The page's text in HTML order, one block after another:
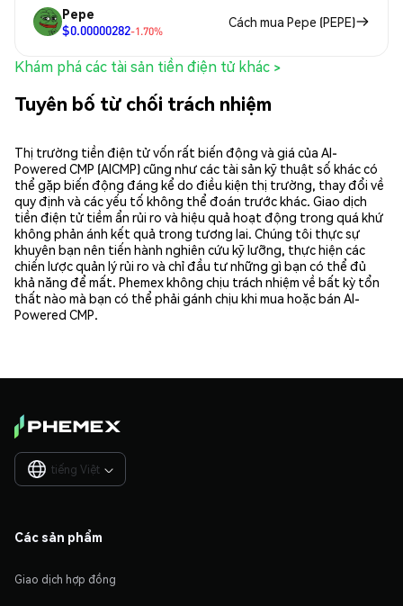
Pepe
$0.00000282-1.70%
Cách mua Pepe (PEPE)
Khám phá các tài sản tiền điện tử khác >
Tuyên bố từ chối trách nhiệm
Thị trường tiền điện tử vốn rất biến động và giá của AI-
Powered CMP (AICMP) cũng như các tài sản kỹ thuật số khác có
thể gặp biến động đáng kể do điều kiện thị trường, thay đổi về
quy định và các yếu tố không thể đoán trước khác. Giao dịch
tiền điện tử tiềm ẩn rủi ro và hiệu quả hoạt động trong quá khứ
không phản ánh kết quả trong tương lai. Chúng tôi thực sự
khuyên bạn nên tiến hành nghiên cứu kỹ lưỡng, thực hiện các
chiến lược quản lý rủi ro và chỉ đầu tư những gì bạn có thể đủ
khả năng để mất. Phemex không chịu trách nhiệm về bất kỳ tổn
thất nào mà bạn có thể phải gánh chịu khi mua hoặc bán AI-
Powered CMP.
tiếng Việt 
Các sản phẩm
Giao dịch hợp đồng